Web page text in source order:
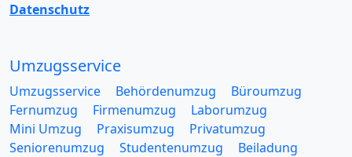
Datenschutz
Umzugsservice
Umzugsservice Behördenumzug
Büroumzug
Fernumzug
Firmenumzug
Laborumzug
Mini Umzug
Praxisumzug
Privatumzug
Seniorenumzug
Studentenumzug
Beiladung